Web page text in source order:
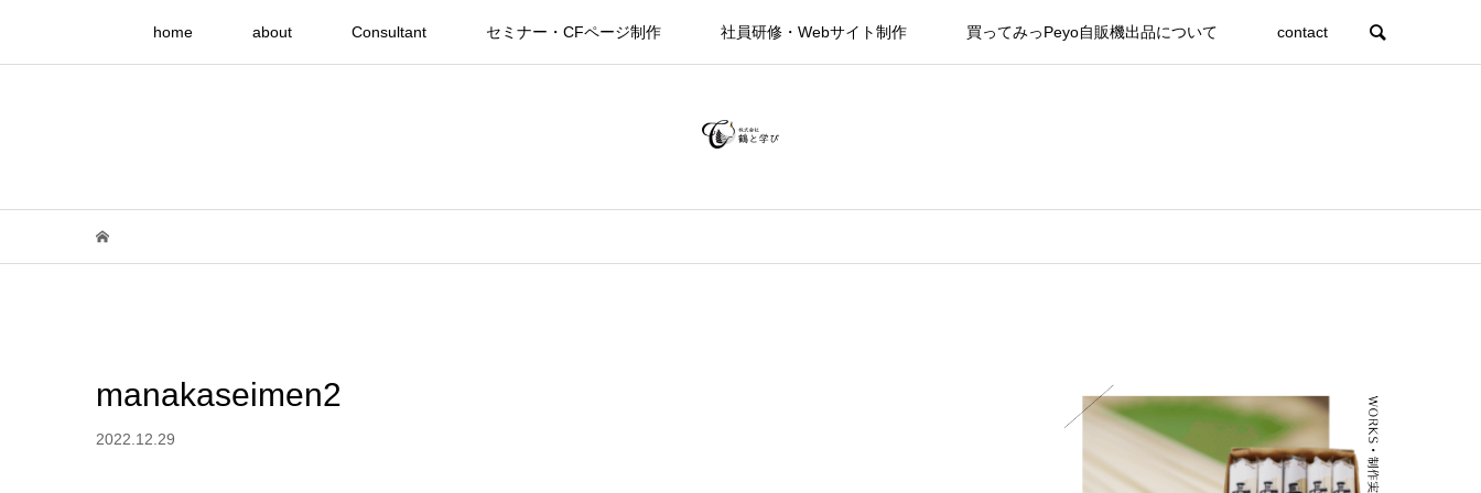
home about Consultant セミナー・CFページ制作 社員研修・Webサイト制作 買ってみっPeyo自販機出品について contact
manakaseimen2
2022.12.29